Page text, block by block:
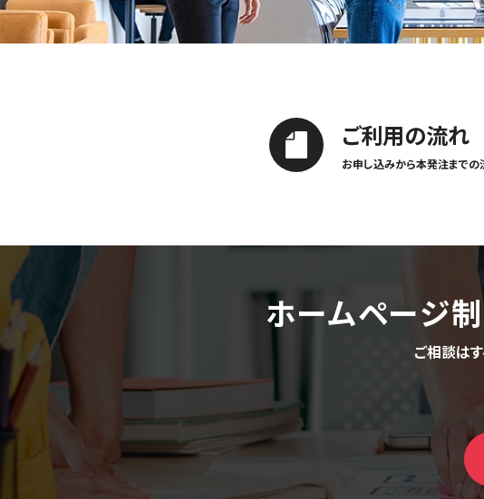
ご利用の流れ
お申し込みから本発注までの
ホームページ制
ご相談はす